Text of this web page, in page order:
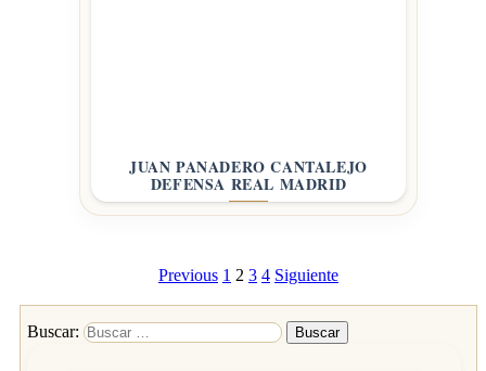
JUAN PANADERO CANTALEJO
DEFENSA REAL MADRID
Previous 1 2 3 4 Siguiente
Buscar: